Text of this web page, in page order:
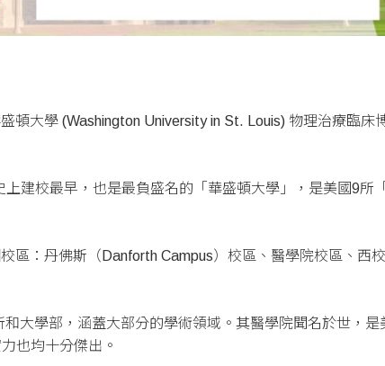
大學 (Washington University in St. Louis) 物理治療臨床
建校最早，也是最負盛名的「華盛頓大學」，是美國9所
區：丹佛斯（Danforth Campus）校區、醫學院校區、西
大學部，涵蓋大部分的學術領域。其醫學院聞名於世，
也均十分傑出。